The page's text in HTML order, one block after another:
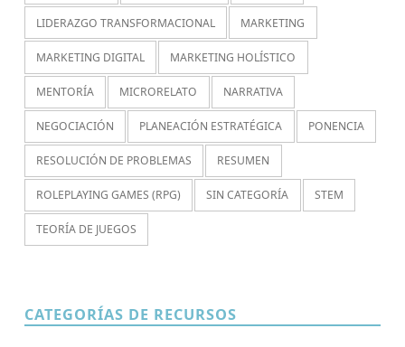
LIDERAZGO TRANSFORMACIONAL MARKETING
MARKETING DIGITAL MARKETING HOLÍSTICO
MENTORÍA MICRORELATO NARRATIVA
NEGOCIACIÓN PLANEACIÓN ESTRATÉGICA PONENCIA
RESOLUCIÓN DE PROBLEMAS RESUMEN
ROLEPLAYING GAMES (RPG) SIN CATEGORÍA STEM
TEORÍA DE JUEGOS
CATEGORÍAS DE RECURSOS